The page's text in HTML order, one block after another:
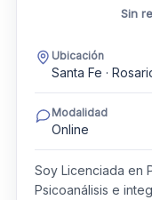
Sin
Ubicación
Santa Fe ·
Modalidad
Online
Soy Licenciada en
Psicoanálisis e